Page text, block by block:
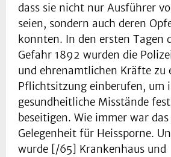
dass sie nicht nur Ausführer
seien, sondern auch deren
konnten. In den ersten Tagen
Gefahr 1892 wurden die
und ehrenamtlichen Kräfte zu
Pflichtsitzung einberufen, um
gesundheitliche Misstände
beseitigen. Wie immer war
Gelegenheit für Heissporne.
wurde [/65] Krankenhaus und